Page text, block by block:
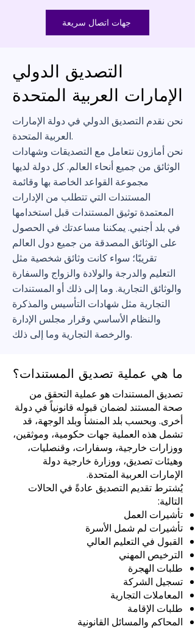
جهات اتصال سريعة
التصديق الدولي
الإمارات العربية المتحدة
نحن نقدم التصديق الدولي في دولة الإمارات
العربية المتحدة.
نحن أمازون نتعامل مع التصديقات وشهادات
الوثائق من جميع أنحاء العالم. كل دولة لديها
مجموعة القواعد الخاصة بها وقائمة
المستندات التي تتطلب من الإدارات
المعتمدة توثيق المستندات قبل استخدامها
في بلد أجنبي. يمكننا مساعدتك في الحصول
على الوثائق المصدقة من جميع دول العالم
تقريبًا؛ سواء كانت وثائق شخصية مثل
التعليم والدرجة والولادة والزواج والسفارة
والوثائق التجارية. وما إلى ذلك أو المستندات
التجارية مثل شهادات التأسيس والمذكرة
والنظام الأساسي وقرار مجلس الإدارة
والرخصة التجارية وما إلى ذلك.
ما هي عملية تصديق المستندات؟
تصديق المستندات هو عملية التحقق من
صحة المستند لضمان قبوله قانونياً في دولة
أخرى. وبحسب بلد المنشأ وبلد الوجهة، قد
تشمل هذه العملية جهات حكومية، وموثقين،
ووزارات خارجية، وسفارات، وقنصليات،
وهيئات تصديق، ووزارة خارجية دولة
الإمارات العربية المتحدة.
يُشترط تقديم التصديق عادةً في الحالات
التالية:
تأشيرات العمل
تأشيرات لم شمل الأسرة
القبول في التعليم العالي
الترخيص المهني
طلبات الهجرة
تسجيل الشركة
المعاملات التجارية
طلبات الإقامة
المحاكم والمسائل القانونية